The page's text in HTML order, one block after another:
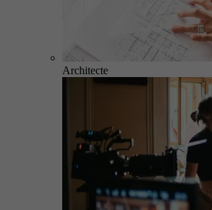
Architecte